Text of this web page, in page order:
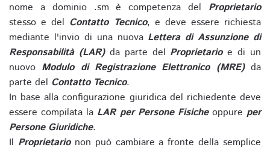
nome a dominio .sm è competenza del Proprietario
stesso e del Contatto Tecnico, e deve essere richiesta
mediante l'invio di una nuova Lettera di Assunzione di
Responsabilità (LAR)da parte del Proprietarioe di un
nuovo Modulo di Registrazione Elettronico (MRE)da
parte del Contatto Tecnico.
In base alla configurazione giuridica del richiedente deve
essere compilata la LAR per Persone Fisicheoppure per
Persone Giuridiche.
Il Proprietarionon può cambiare a fronte della semplice